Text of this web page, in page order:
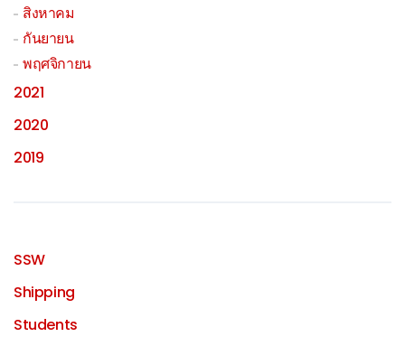
สิงหาคม
กันยายน
พฤศจิกายน
2021
2020
2019
SSW
Shipping
Students